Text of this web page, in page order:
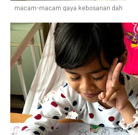
macam-macam gaya kebosanan dah